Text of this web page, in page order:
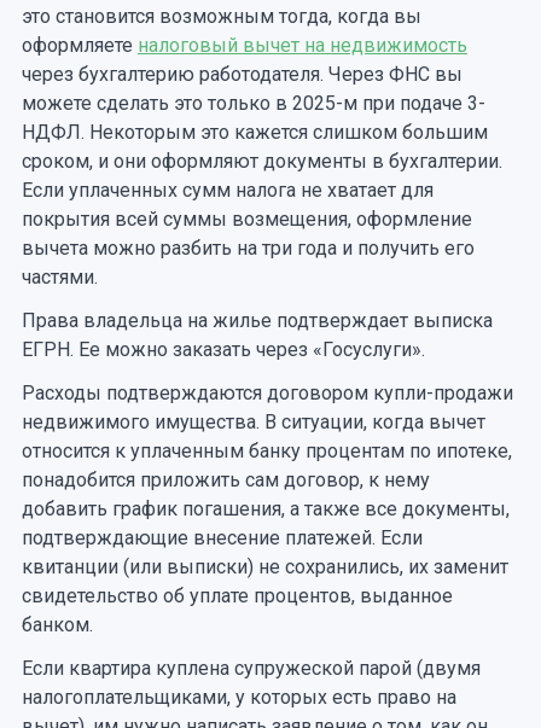
это становится возможным тогда, когда вы
оформляете налоговый вычет на недвижимость
через бухгалтерию работодателя. Через ФНС вы
можете сделать это только в 2025-м при подаче 3-
НДФЛ. Некоторым это кажется слишком большим
сроком, и они оформляют документы в бухгалтерии.
Если уплаченных сумм налога не хватает для
покрытия всей суммы возмещения, оформление
вычета можно разбить на три года и получить его
частями.
Права владельца на жилье подтверждает выписка
ЕГРН. Ее можно заказать через «Госуслуги».
Расходы подтверждаются договором купли-продажи
недвижимого имущества. В ситуации, когда вычет
относится к уплаченным банку процентам по ипотеке,
понадобится приложить сам договор, к нему
добавить график погашения, а также все документы,
подтверждающие внесение платежей. Если
квитанции (или выписки) не сохранились, их заменит
свидетельство об уплате процентов, выданное
банком.
Если квартира куплена супружеской парой (двумя
налогоплательщиками, у которых есть право на